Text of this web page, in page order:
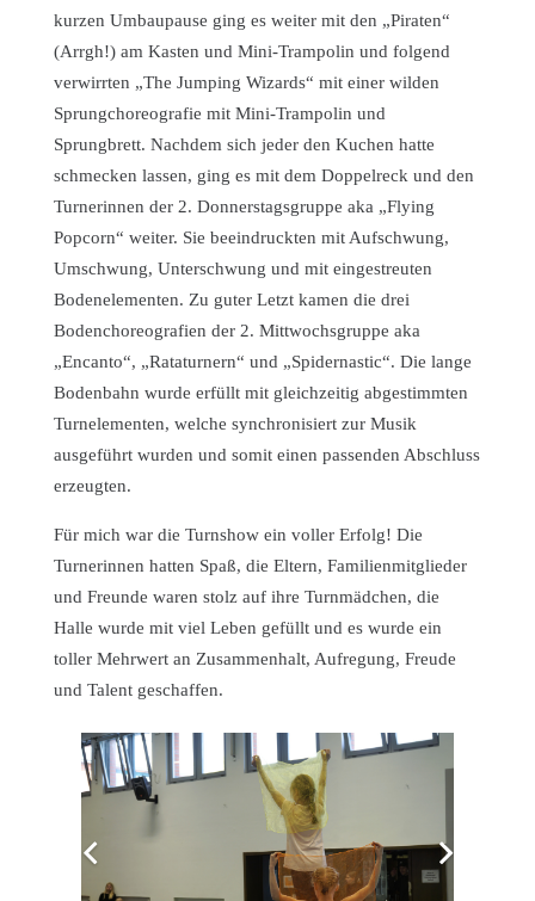
kurzen Umbaupause ging es weiter mit den „Piraten“
(Arrgh!) am Kasten und Mini-Trampolin und folgend
verwirrten „The Jumping Wizards“ mit einer wilden
Sprungchoreografie mit Mini-Trampolin und
Sprungbrett. Nachdem sich jeder den Kuchen hatte
schmecken lassen, ging es mit dem Doppelreck und den
Turnerinnen der 2. Donnerstagsgruppe aka „Flying
Popcorn“ weiter. Sie beeindruckten mit Aufschwung,
Umschwung, Unterschwung und mit eingestreuten
Bodenelementen. Zu guter Letzt kamen die drei
Bodenchoreografien der 2. Mittwochsgruppe aka
„Encanto“, „Rataturnern“ und „Spidernastic“. Die lange
Bodenbahn wurde erfüllt mit gleichzeitig abgestimmten
Turnelementen, welche synchronisiert zur Musik
ausgeführt wurden und somit einen passenden Abschluss
erzeugten.
Für mich war die Turnshow ein voller Erfolg! Die
Turnerinnen hatten Spaß, die Eltern, Familienmitglieder
und Freunde waren stolz auf ihre Turnmädchen, die
Halle wurde mit viel Leben gefüllt und es wurde ein
toller Mehrwert an Zusammenhalt, Aufregung, Freude
und Talent geschaffen.